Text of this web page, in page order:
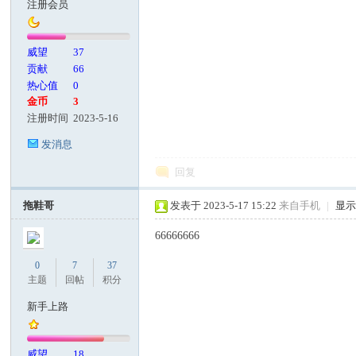
论
注册会员
威望
37
贡献
66
热心值
0
金币
3
注册时间 2023-5-16
发消息
回复
拖鞋哥
0
主题
7
回帖
37
积分
新手上路
发表于 2023-5-17 15:22 来自手机 | 显
66666666